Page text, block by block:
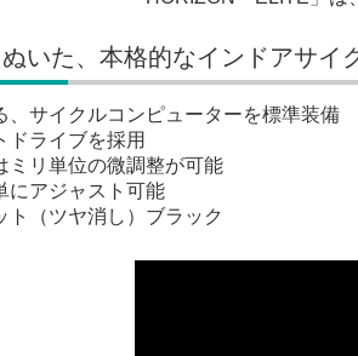
いた、本格的なインドアサイ
、サイクルコンピューターを標準装備
ドライブを採用
ミリ単位の微調整が可能
にアジャスト可能
（ツヤ消し）ブラック